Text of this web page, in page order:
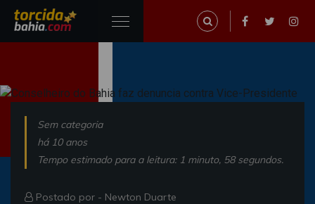
Sem categoria
há 10 anos
Tempo estimado para a leitura: 1 minuto, 58 segundos.
Postado por - Newton Duarte